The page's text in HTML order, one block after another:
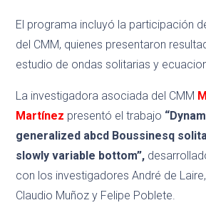
El programa incluyó la participación
del CMM, quienes presentaron
estudio de ondas solitarias y
La investigadora asociada del CMM
Martínez presentó el trabajo
generalized abcd Boussinesq
slowly variable bottom”,
con los investigadores André de
Claudio Muñoz y Felipe Poblete.